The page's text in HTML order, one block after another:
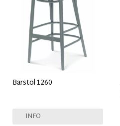
Barstol 1260
INFO